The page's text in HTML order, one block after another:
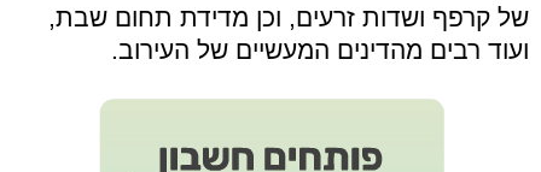
של קרפף ושדות זרעים, וכן מדידת תחום שבת,
ועוד רבים מהדינים המעשיים של העירוב.